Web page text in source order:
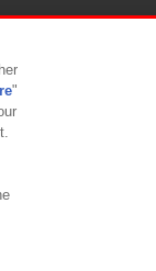
針
"